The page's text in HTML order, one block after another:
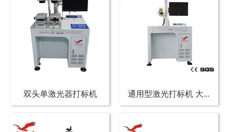
双头单激光器打标机 通用型激光打标机 大...